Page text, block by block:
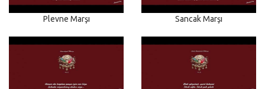
Plevne Marşı Sancak Marşı